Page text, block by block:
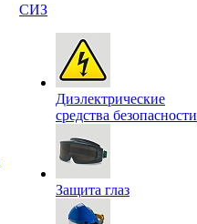
СИЗ
Диэлектрические
средства безопасности
Защита глаз